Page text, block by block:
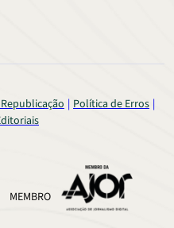
Política de Erros
MEMBRO